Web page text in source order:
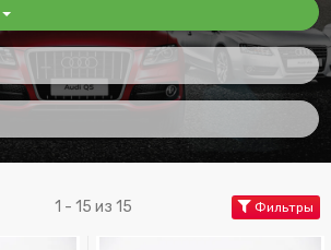
1 - 15 из 15 Фильтры